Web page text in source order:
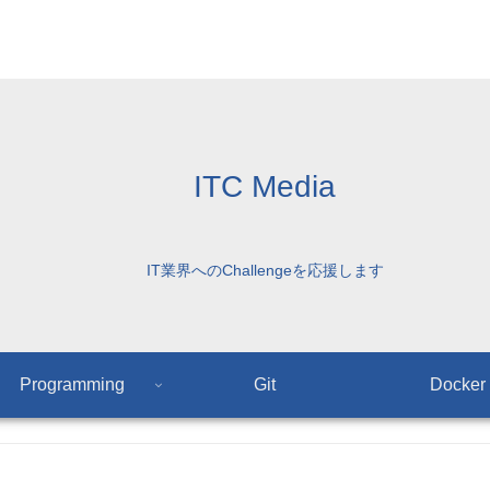
ITC Media
IT業界へのChallengeを応援します
Programming Git Docker